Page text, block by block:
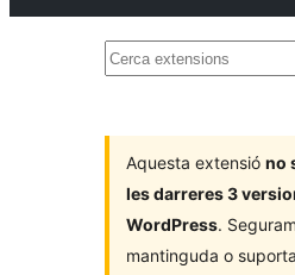
Cerca
Aquesta extensió no
les darreres 3
WordPress.
mantinguda o